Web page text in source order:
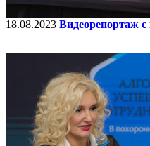
18.08.2023 Видеорепортаж с